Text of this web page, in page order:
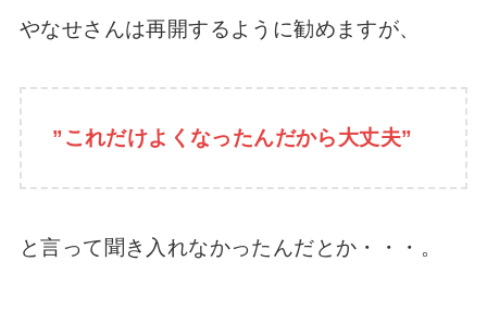
やなせさんは再開するように勧めますが、
”これだけよくなったんだから大丈夫”
と言って聞き入れなかったんだとか・・・。